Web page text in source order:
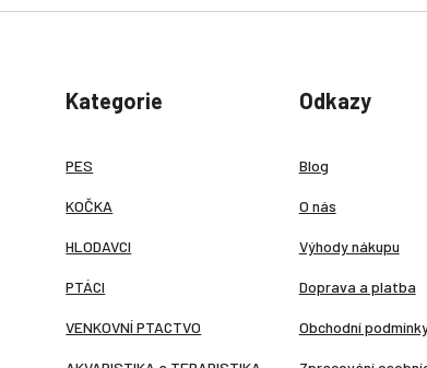
Kategorie
PES
KOČKA
HLODAVCI
PTÁCI
VENKOVNÍ PTACTVO
Odkazy
Blog
O nás
Výhody nákupu
Doprava a platba
Obchodní